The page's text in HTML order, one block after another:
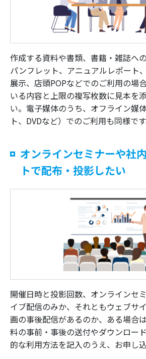
作成する資料や書類、書籍・雑誌へ
パンフレット、アニュアルレポート
展示、店頭POPなどでのご利用の場
いる内容と上限の複写枚数に見本を
い。電子媒体のうち、オフライン媒
ト、DVDなど）でのご利用も同様です
オンラインセミナーや社
トで配布・投影したい
開催日時と投影回数、オンラインセ
イブ配信のみか、それともウェブサ
画の事後配信があるのか、ある場合
料の事前・事後の送付やダウンロー
的な利用方法を記入のうえ、お申し